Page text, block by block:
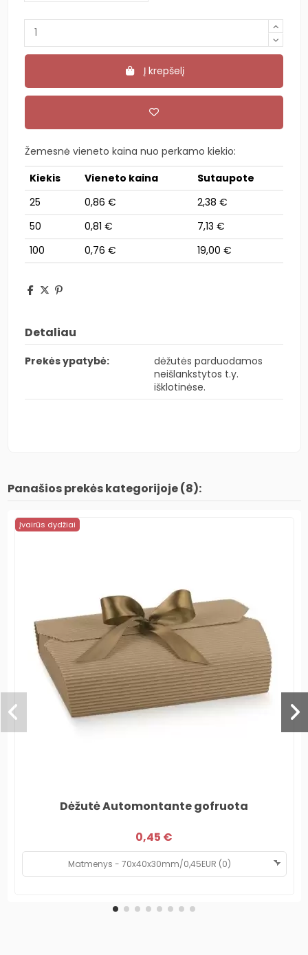
Į krepšelį
Žemesnė vieneto kaina nuo perkamo kiekio:
Kiekis
Vieneto kaina
Sutaupote
25
0,86 €
2,38 €
50
0,81 €
7,13 €
100
0,76 € 19,00 €
Detaliau
Prekės ypatybė:
dėžutės parduodamos
neišlankstytos t.y.
išklotinėse.
Panašios prekės kategorijoje (8):
Įvairūs dydžiai
Dėžutė Automontante gofruota
0,45 €